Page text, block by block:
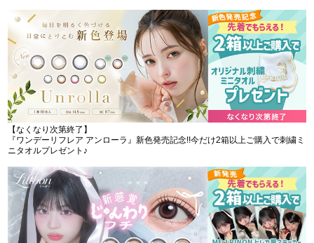
【なくなり次第終了】
『ワンデーリフレア アンローラ』新色発売記念!!今だけ2箱以上ご購入で刺繍ミ
ニタオルプレゼント♪